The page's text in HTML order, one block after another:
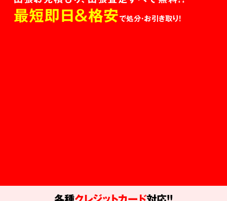
最短即日＆格安で処分・お引き取り！